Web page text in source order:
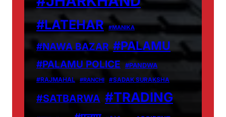
#LATEHAR #MANIKA
#NAWA BAZAR #PALAMU
#PALAMU POLICE
#PANDWA
#RAJMAHAL
#RANCHI #SADAK SURAKSHA
#SATBARWA #TRADING